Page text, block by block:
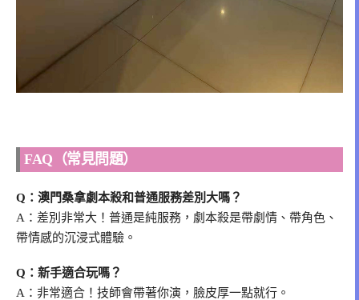
FAQ（常見問題）
Q：澳門桑拿劇本殺和普通服務差別大嗎？
A：差別非常大！普通是純服務，劇本殺是帶劇情、帶角色、
帶情感的沉浸式體驗。
Q：新手適合玩嗎？
A：非常適合！技師會帶著你演，臉皮厚一點就行。